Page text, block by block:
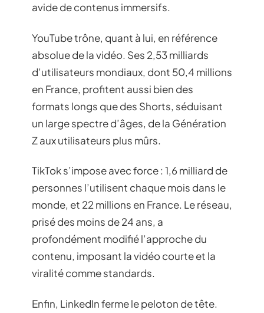
avide de contenus immersifs.
YouTube trône, quant à lui, en référence
absolue de la vidéo. Ses 2,53 milliards
d’utilisateurs mondiaux, dont 50,4 millions
en France, profitent aussi bien des
formats longs que des Shorts, séduisant
un large spectre d’âges, de la Génération
Z aux utilisateurs plus mûrs.
TikTok s’impose avec force : 1,6 milliard de
personnes l’utilisent chaque mois dans le
monde, et 22 millions en France. Le réseau,
prisé des moins de 24 ans, a
profondément modifié l’approche du
contenu, imposant la vidéo courte et la
viralité comme standards.
Enfin, LinkedIn ferme le peloton de tête.